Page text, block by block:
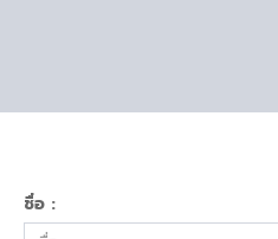
ชื่อ :